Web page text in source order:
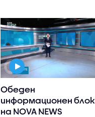
Обеден
информационен блок
на NOVA NEWS